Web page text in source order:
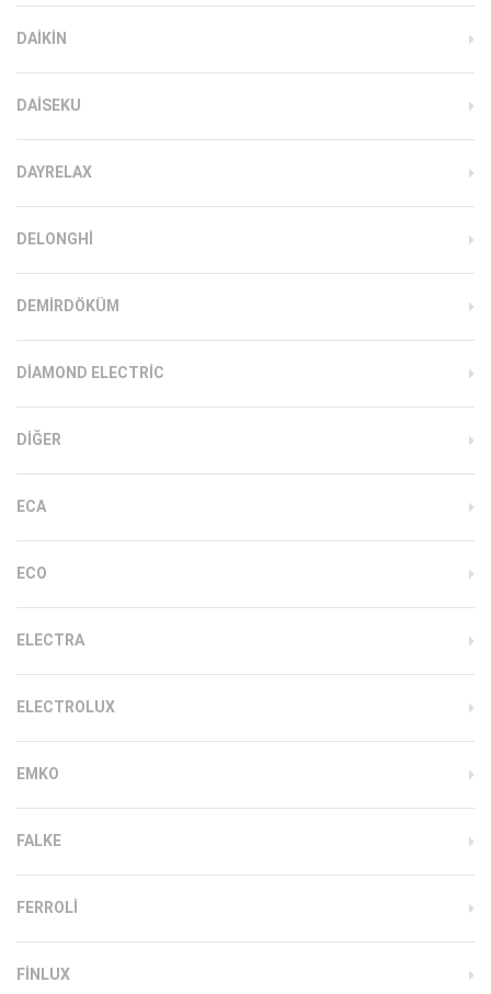
DAIKIN
DAISEKU
DAYRELAX
DELONGHI
DEMIRDÖKÜM
DIAMOND ELECTRIC
DIĞER
ECA
ECO
ELECTRA
ELECTROLUX
EMKO
FALKE
FERROLI
FINLUX